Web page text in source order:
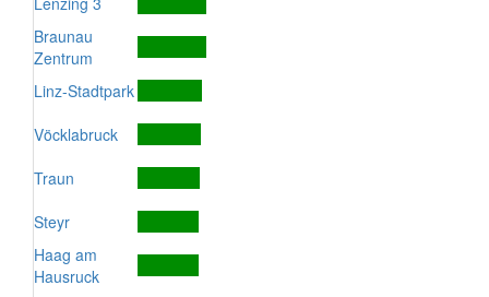
Braunau
Zentrum
Linz-Stadtpark
Vöcklabruck
Traun
Steyr
Haag am
Hausruck